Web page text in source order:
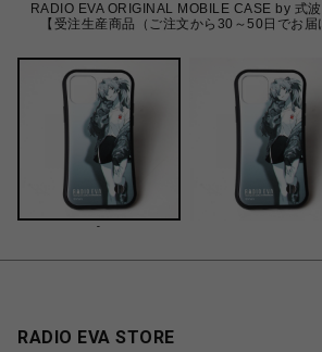
RADIO EVA ORIGINAL MOBILE CASE by 式
【受注生産商品（ご注文から30～50日でお
-
RADIO EVA STORE